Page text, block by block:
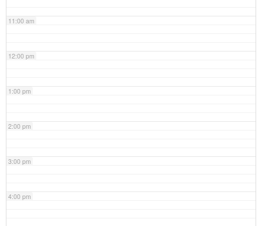
11:00 am
12:00 pm
1:00 pm
2:00 pm
3:00 pm
4:00 pm